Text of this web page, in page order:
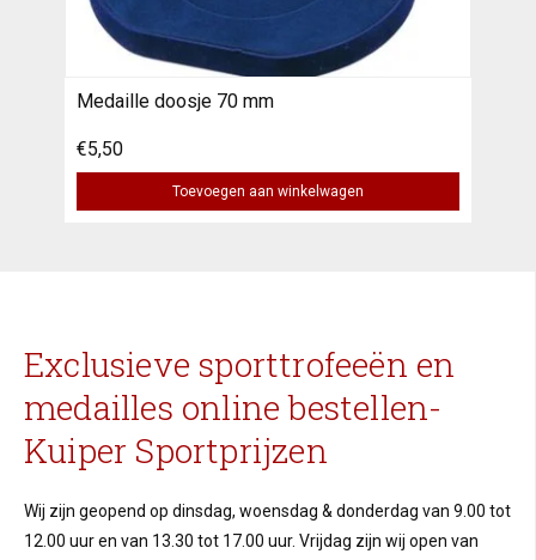
Medaille doosje 70 mm
€5,50
Toevoegen aan winkelwagen
Exclusieve sporttrofeeën en
medailles online bestellen-
Kuiper Sportprijzen
Wij zijn geopend op dinsdag, woensdag & donderdag van 9.00 tot
12.00 uur en van 13.30 tot 17.00 uur. Vrijdag zijn wij open van